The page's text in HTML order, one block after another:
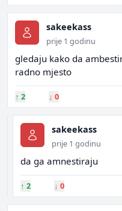
sakeekass
prije 1 godinu
gledaju kako da
radno mjesto
↑ 2 ↓ 0
sakeekass
prije 1 godinu
da ga amnestiraju
↑ 2 ↓ 0